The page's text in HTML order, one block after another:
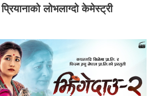
लोभलाग्दो केमेस्ट्री